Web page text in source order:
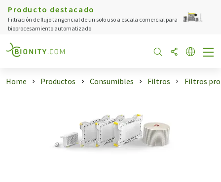
Producto destacado
Filtración de flujo tangencial de un solo uso a escala comercial para
bioprocesamiento automatizado
Home Productos Consumibles Filtros Filtros